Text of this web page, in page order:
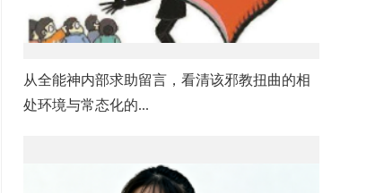
从全能神内部求助留言，看清该邪教扭曲的相
处环境与常态化的...